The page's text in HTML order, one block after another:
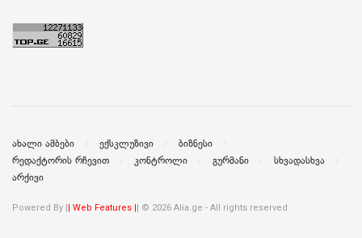
ახალი ამბები ექსკლუზივი
ბიზნესი
რედაქტორის რჩევით
კონტროლი გურმანი
სხვადასხვა
არქივი
Powered By || Web Features || © 2026 Alia.ge - All rights reserved